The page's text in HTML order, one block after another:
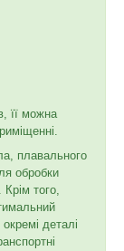
її можна
плавального
обробки
того,
деталі